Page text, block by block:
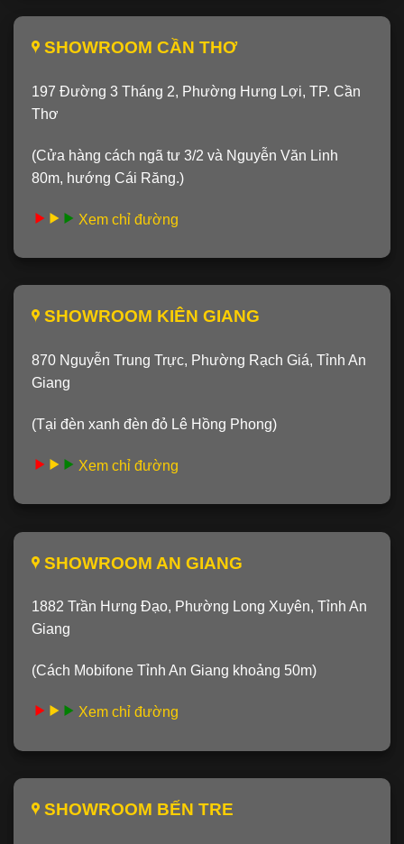
SHOWROOM CẦN THƠ
197 Đường 3 Tháng 2, Phường Hưng Lợi, TP. Cần
Thơ
(Cửa hàng cách ngã tư 3/2 và Nguyễn Văn Linh
80m, hướng Cái Răng.)
Xem chỉ đường
SHOWROOM KIÊN GIANG
870 Nguyễn Trung Trực, Phường Rạch Giá, Tỉnh An
Giang
(Tại đèn xanh đèn đỏ Lê Hồng Phong)
Xem chỉ đường
SHOWROOM AN GIANG
1882 Trần Hưng Đạo, Phường Long Xuyên, Tỉnh An
Giang
(Cách Mobifone Tỉnh An Giang khoảng 50m)
Xem chỉ đường
SHOWROOM BẾN TRE